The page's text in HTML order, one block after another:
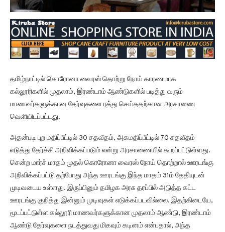
தமிழ்நாட்டில் கொரோனா வைரஸ் தொற்று நோய் காரணமாக
கல்லூரிகளில் முதலாம், இரண்டாம் ஆண்டுகளில் படித்து வரும்
மாணவர்களுக்கான தேர்வுகளை ரத்து செய்ததற்கான அரசாணை
வெளியிடப்பட்டது.
அதன்படி புற மதிப்பீட்டில் 30 சதவீதம், அகமதிப்பீட்டில் 70 சதவீதம்
எடுத்து தேர்ச்சி அறிவிக்கப்படும் என்று அரசாணையில் கூறப்பட்டுள்ளது.
சென்ற மார்ச் மாதம் முதல் கொரோனா வைரஸ் நோய் தொற்றால் ஊரடங்கு
அறிவிக்கப்பட்டு தற்போது அந்த ஊரடங்கு இந்த மாதம் 31ம் தேதியுடன்
முடிவடைய உள்ளது. இருப்பினும் தமிழக அரசு தரப்பில் அடுத்த கட்ட
ஊரடங்கு குறித்து இன்னும் முடிவுகள் எடுக்கப்படவில்லை. இதற்கிடையே,
மூடப்பட்டுள்ள கல்லூரி மாணவர்களுக்கான முதலாம் ஆண்டு, இரண்டாம்
ஆண்டு தேர்வுகளை நடத்துவது மிகவும் கடினம் என்பதால், அந்த